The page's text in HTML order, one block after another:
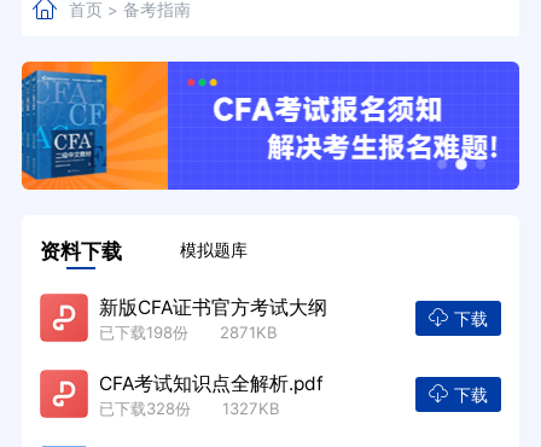
首页> 备考指南
资料下载 模拟题库
新版CFA证书官方考试大纲
已下载198份 2871KB
下载
CFA考试知识点全解析.pdf
已下载328份 1327KB
下载